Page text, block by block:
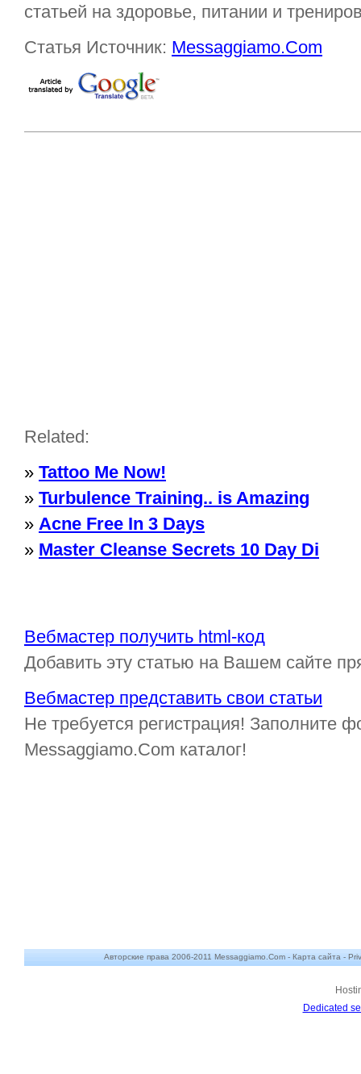
статьей на здоровье, питании и
Статья Источник: Messaggiamo.Com
Related:
» Tattoo Me Now!
» Turbulence Training.. is Amazing
» Acne Free In 3 Days
» Master Cleanse Secrets 10 Day Di
Вебмастер получить html-код
Добавить эту статью на Вашем сайте
Вебмастер представить свои статьи
Не требуется регистрация! Заполните
Messaggiamo.Com каталог!
Авторские права 2006-2011 Messaggiamo.Com - Карта сайта -
Dedicated